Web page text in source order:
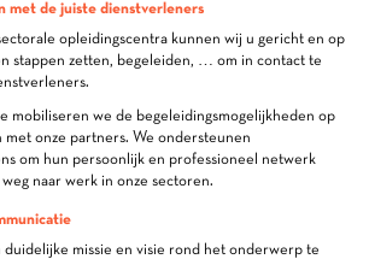
met de juiste dienstverleners
opleidingscentra kunnen wij u gericht en op
stappen zetten, begeleiden, … om in contact te
mobiliseren we de begeleidingsmogelijkheden op
met onze partners. We ondersteunen
om hun persoonlijk en professioneel netwerk
naar werk in onze sectoren.
missie en visie rond het onderwerp te